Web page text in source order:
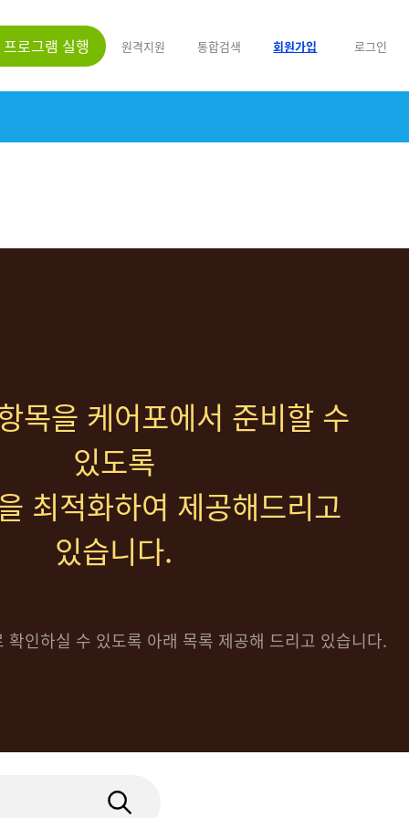
프로그램 실행 원격지원 통합검색 회원가입 로그인
목을 케어포에서 준비할 수
있도록
최적화하여 제공해드리고
있습니다.
확인하실 수 있도록 아래 목록 제공해 드리고 있습니다.